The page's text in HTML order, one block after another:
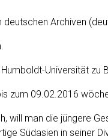
Archiv­en
Uni­ver­sität zu
zum 09.02.2016
will man die jün­gere
Südasien in sein­er